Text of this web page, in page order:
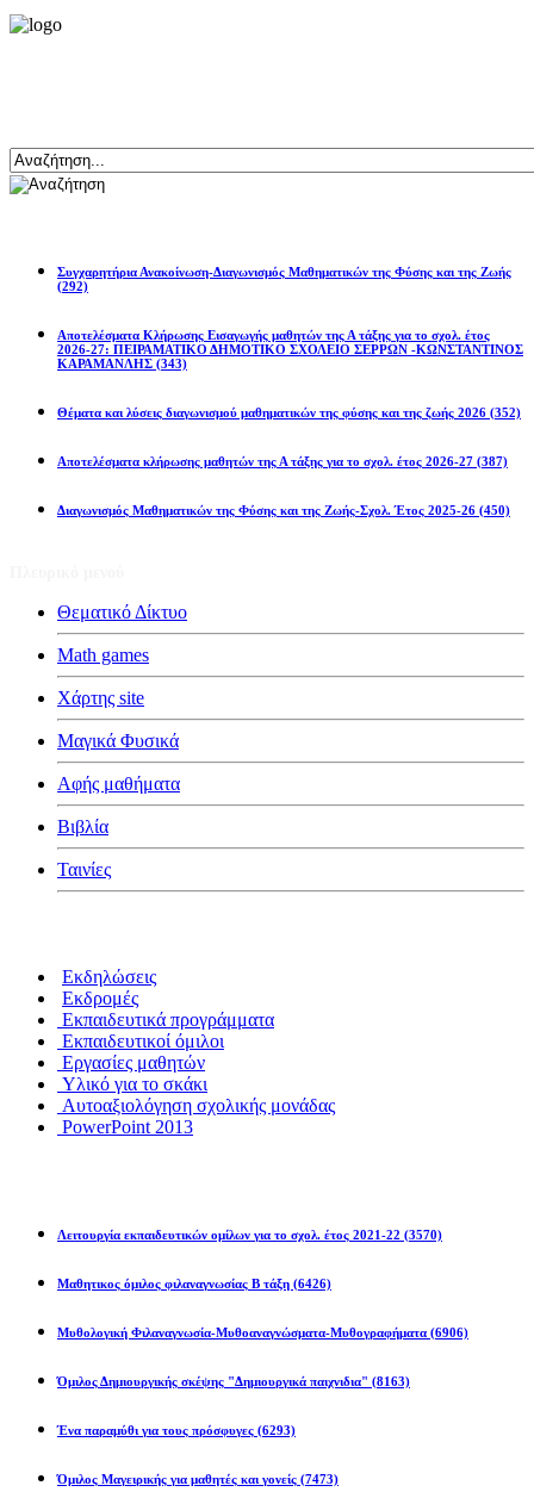
Συγχαρητήρια Ανακοίνωση-Διαγωνισμός Μαθηματικών της Φύσης και της Ζωής
(292)
Αποτελέσματα Κλήρωσης Εισαγωγής μαθητών της Α τάξης για το σχολ. έτος
2026-27: ΠΕΙΡΑΜΑΤΙΚΟ ΔΗΜΟΤΙΚΟ ΣΧΟΛΕΙΟ ΣΕΡΡΩΝ -ΚΩΝΣΤΑΝΤΙΝΟΣ
ΚΑΡΑΜΑΝΛΗΣ (343)
Θέματα και λύσεις διαγωνισμού μαθηματικών της φύσης και της ζωής 2026 (352)
Αποτελέσματα κλήρωσης μαθητών της Α τάξης για το σχολ. έτος 2026-27 (387)
Διαγωνισμός Μαθηματικών της Φύσης και της Ζωής-Σχολ. Έτος 2025-26 (450)
Θεματικό Δίκτυο
Math games
Χάρτης site
Μαγικά Φυσικά
Αφής μαθήματα
Βιβλία
Ταινίες
Εκδηλώσεις
Εκδρομές
Εκπαιδευτικά προγράμματα
Εκπαιδευτικοί όμιλοι
Εργασίες μαθητών
Υλικό για το σκάκι
Αυτοαξιολόγηση σχολικής μονάδας
PowerPoint 2013
Λειτουργία εκπαιδευτικών ομίλων για το σχολ. έτος 2021-22 (3570)
Μαθητικος όμιλος φιλαναγνωσίας Β τάξη (6426)
Μυθολογική Φιλαναγνωσία-Μυθοαναγνώσματα-Μυθογραφήματα (6906)
Όμιλος Δημιουργικής σκέψης "Δημιουργικά παιχνιδια" (8163)
Ένα παραμύθι για τους πρόσφυγες (6293)
Όμιλος Μαγειρικής για μαθητές και γονείς (7473)